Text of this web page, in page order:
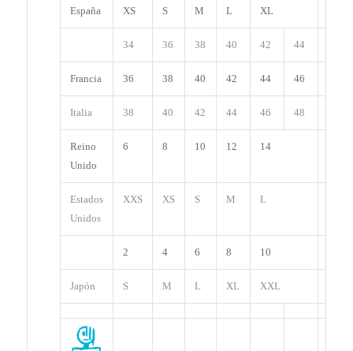
España XS S M L XL
34 36 38 40 42 44
Francia 36 38 40 42 44 46
Italia 38 40 42 44 46 48
Reino
Unido
6 8 10 12 14
Estados
Unidos
XXS XS S M L
2 4 6 8 10
Japón S M L XL XXL